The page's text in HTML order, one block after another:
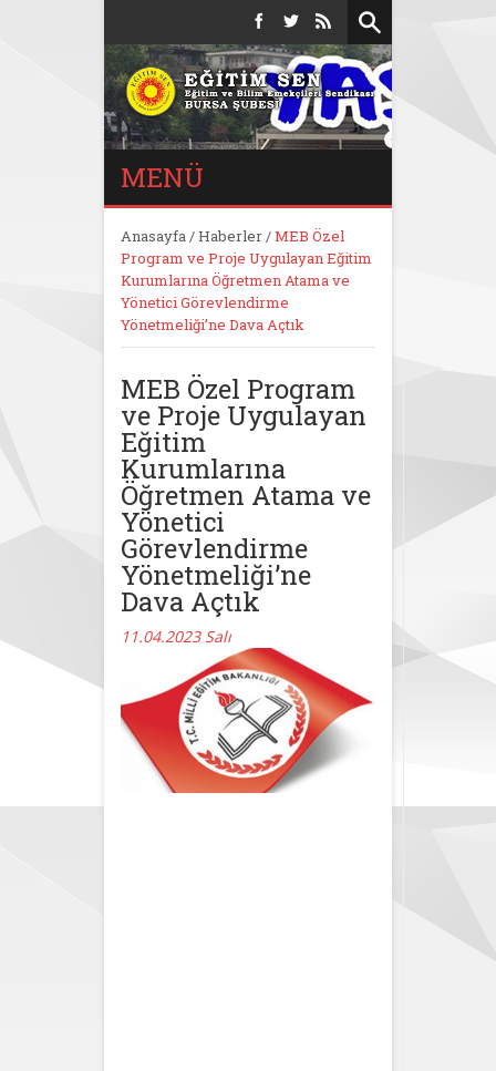
MENÜ
Anasayfa/Haberler/MEB Özel
Program ve Proje Uygulayan Eğitim
Kurumlarına Öğretmen Atama ve
Yönetici Görevlendirme
Yönetmeliği’ne Dava Açtık
MEB Özel Program
ve Proje Uygulayan
Eğitim
Kurumlarına
Öğretmen Atama ve
Yönetici
Görevlendirme
Yönetmeliği’ne
Dava Açtık
11.04.2023 Salı